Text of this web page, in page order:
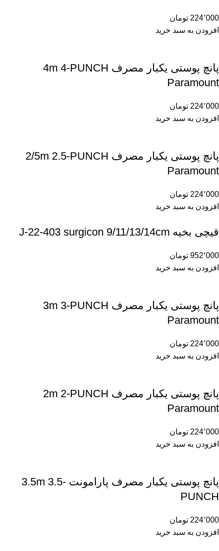
224٬000 تومان
افزودن به سبد خرید
پانچ پوستی یکبار مصرف 4m 4-PUNCH
Paramount
224٬000 تومان
افزودن به سبد خرید
پانچ پوستی یکبار مصرف 2/5m 2.5-PUNCH
Paramount
224٬000 تومان
افزودن به سبد خرید
قیچی بخیه J-22-403 surgicon 9/11/13/14cm
952٬000 تومان
افزودن به سبد خرید
پانچ پوستی یکبار مصرف 3m 3-PUNCH
Paramount
224٬000 تومان
افزودن به سبد خرید
پانچ پوستی یکبار مصرف 2m 2-PUNCH
Paramount
224٬000 تومان
افزودن به سبد خرید
پانچ پوستی یکبار مصرف پارامونت 3.5m 3.5-
PUNCH
224٬000 تومان
افزودن به سبد خرید